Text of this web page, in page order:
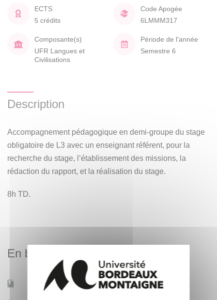
ECTS
5 crédits
Code Apogée
6LMMM317
Composante(s)
UFR Langues et
Civilisations
Période de l'année
Semestre 6
Description
Accompagnement pédagogique en demi-groupe du stage
obligatoire de L3 avec un enseignant référent, pour la
recherche du stage, l’établissement des missions, la
rédaction du rapport, et la réalisation du stage.
8h TD.
En bref
Mobilité d'études Non